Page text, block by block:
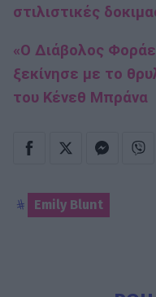
στιλιστικές
«Ο Διάβολος
ξεκίνησε με το
του Κένεθ Μπράνα
Emily Blunt